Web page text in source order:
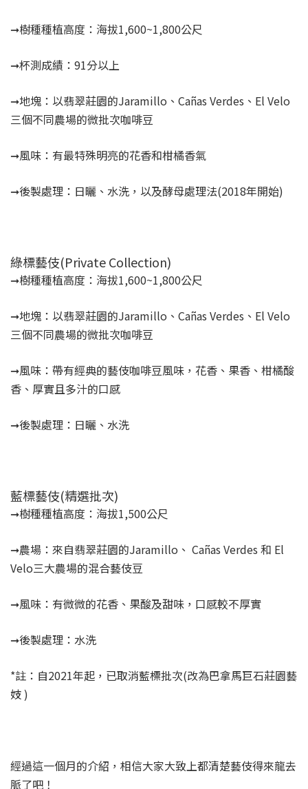
➞樹種種植高度：海拔1,600~1,800公尺
➞杯測成績：91分以上
➞地塊：以翡翠莊園的Jaramillo、Cañas Verdes、El Velo
三個不同農場的微批次咖啡豆
➞風味：有最特殊明亮的花香和柑橘香氣
➞後製處理：日曬、水洗，以及酵母處理法(2018年開始)
綠標藝伎(Private Collection)
➞樹種種植高度：海拔1,600~1,800公尺
➞地塊：以翡翠莊園的Jaramillo、Cañas Verdes、El Velo
三個不同農場的微批次咖啡豆
➞風味：帶有經典的藝伎咖啡豆風味，花香、果香、柑橘酸
香、厚實且多汁的口感
➞後製處理：日曬、水洗
藍標藝伎(精選批次)
➞樹種種植高度：海拔1,500公尺
➞農場：來自翡翠莊園的Jaramillo、 Cañas Verdes 和 El
Velo三大農場的混合藝伎豆
➞風味：有微微的花香、果酸及甜味，口感較不厚實
➞後製處理：水洗
*註：自2021年起，已取消藍標批次(改為巴拿馬巨石莊園藝
妓 )
經過這一個月的介紹，相信大家大致上都清楚藝伎得來龍去
脈了吧！